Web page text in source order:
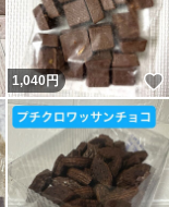
いいね！
1,040円